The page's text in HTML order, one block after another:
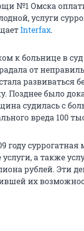
№1 Омска
услуги
Interfax.
к больнице в
от
развиваться
Позднее было
судилась с
вреда 100
году
услуги, а также
рублей. Эти
их